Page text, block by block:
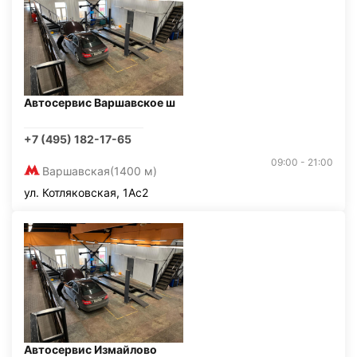
Автосервис Варшавское ш
+7 (495) 182-17-65
Варшавская(1400 м)
09:00 - 21:00
ул. Котляковская, 1Ас2
Автосервис Измайлово